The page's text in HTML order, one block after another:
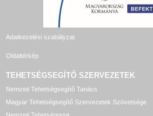
Adatkezelési szabályzat
Oldaltérkép
TEHETSÉGSEGÍTŐ SZERVEZETEK
Nemzeti Tehetségsegítő Tanács
Magyar Tehetségsegítő Szervezetek Szövetsége